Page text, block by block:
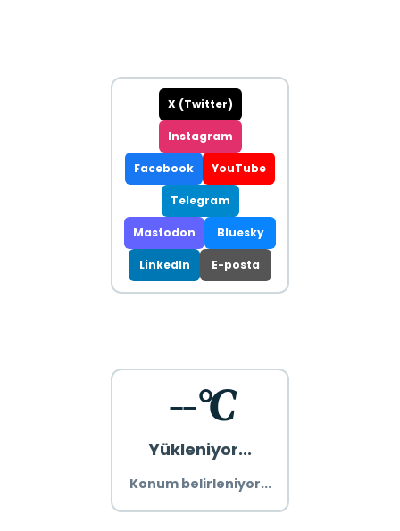
X (Twitter)
Instagram
Facebook YouTube
Telegram
Mastodon Bluesky
LinkedIn E-posta
--°C
Yükleniyor...
Konum belirleniyor...